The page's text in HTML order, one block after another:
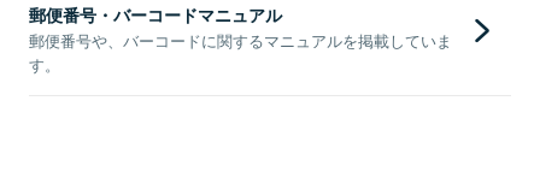
郵便番号・バーコードマニュアル
郵便番号や、バーコードに関するマニュアルを掲載していま
す。